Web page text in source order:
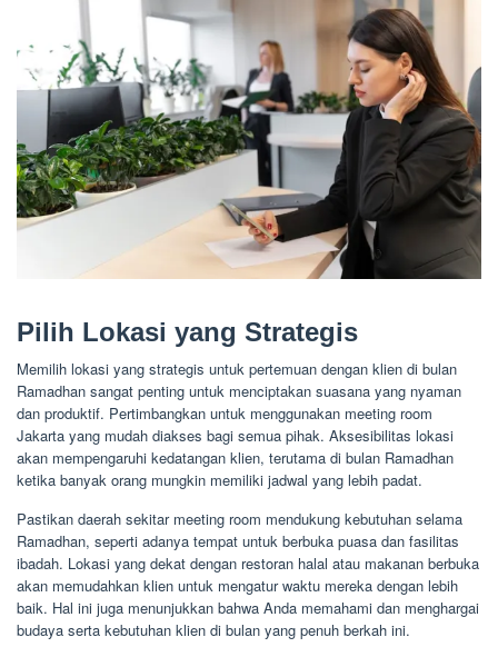
Pilih Lokasi yang Strategis
Memilih lokasi yang strategis untuk pertemuan dengan klien di bulan
Ramadhan sangat penting untuk menciptakan suasana yang nyaman
dan produktif. Pertimbangkan untuk menggunakan meeting room
Jakarta yang mudah diakses bagi semua pihak. Aksesibilitas lokasi
akan mempengaruhi kedatangan klien, terutama di bulan Ramadhan
ketika banyak orang mungkin memiliki jadwal yang lebih padat.
Pastikan daerah sekitar meeting room mendukung kebutuhan selama
Ramadhan, seperti adanya tempat untuk berbuka puasa dan fasilitas
ibadah. Lokasi yang dekat dengan restoran halal atau makanan berbuka
akan memudahkan klien untuk mengatur waktu mereka dengan lebih
baik. Hal ini juga menunjukkan bahwa Anda memahami dan menghargai
budaya serta kebutuhan klien di bulan yang penuh berkah ini.